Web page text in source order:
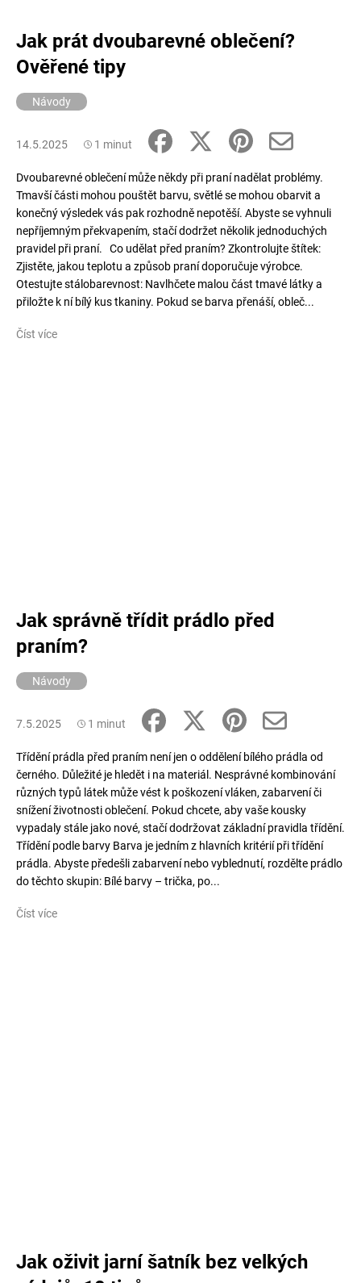
Jak prát dvoubarevné oblečení?
Ověřené tipy
Návody
14.5.2025 1 minut
Dvoubarevné oblečení může někdy při praní nadělat problémy.
Tmavší části mohou pouštět barvu, světlé se mohou obarvit a
konečný výsledek vás pak rozhodně nepotěší. Abyste se vyhnuli
nepříjemným překvapením, stačí dodržet několik jednoduchých
pravidel při praní. Co udělat před praním? Zkontrolujte štítek:
Zjistěte, jakou teplotu a způsob praní doporučuje výrobce.
Otestujte stálobarevnost: Navlhčete malou část tmavé látky a
přiložte k ní bílý kus tkaniny. Pokud se barva přenáší, obleč...
Číst více
Jak správně třídit prádlo před
praním?
Návody
7.5.2025 1 minut
Třídění prádla před praním není jen o oddělení bílého prádla od
černého. Důležité je hledět i na materiál. Nesprávné kombinování
různých typů látek může vést k poškození vláken, zabarvení či
snížení životnosti oblečení. Pokud chcete, aby vaše kousky
vypadaly stále jako nové, stačí dodržovat základní pravidla třídění.
Třídění podle barvy Barva je jedním z hlavních kritérií při třídění
prádla. Abyste předešli zabarvení nebo vyblednutí, rozdělte prádlo
do těchto skupin: Bílé barvy – trička, po...
Číst více
Jak oživit jarní šatník bez velkých